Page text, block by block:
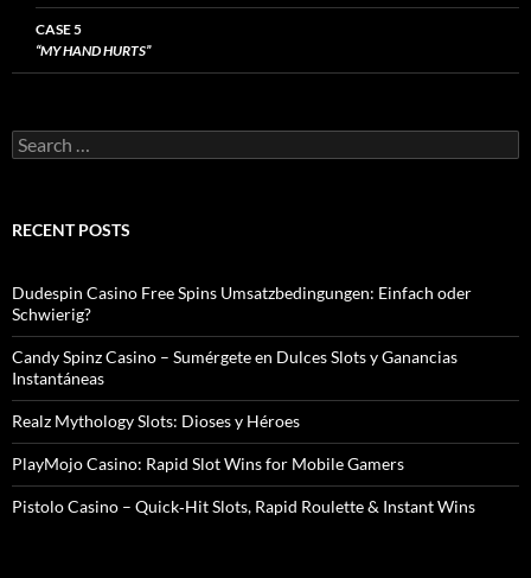
CASE 5
“MY HAND HURTS”
Search
for:
RECENT POSTS
Dudespin Casino Free Spins Umsatzbedingungen: Einfach oder
Schwierig?
Candy Spinz Casino – Sumérgete en Dulces Slots y Ganancias
Instantáneas
Realz Mythology Slots: Dioses y Héroes
PlayMojo Casino: Rapid Slot Wins for Mobile Gamers
Pistolo Casino – Quick‑Hit Slots, Rapid Roulette & Instant Wins